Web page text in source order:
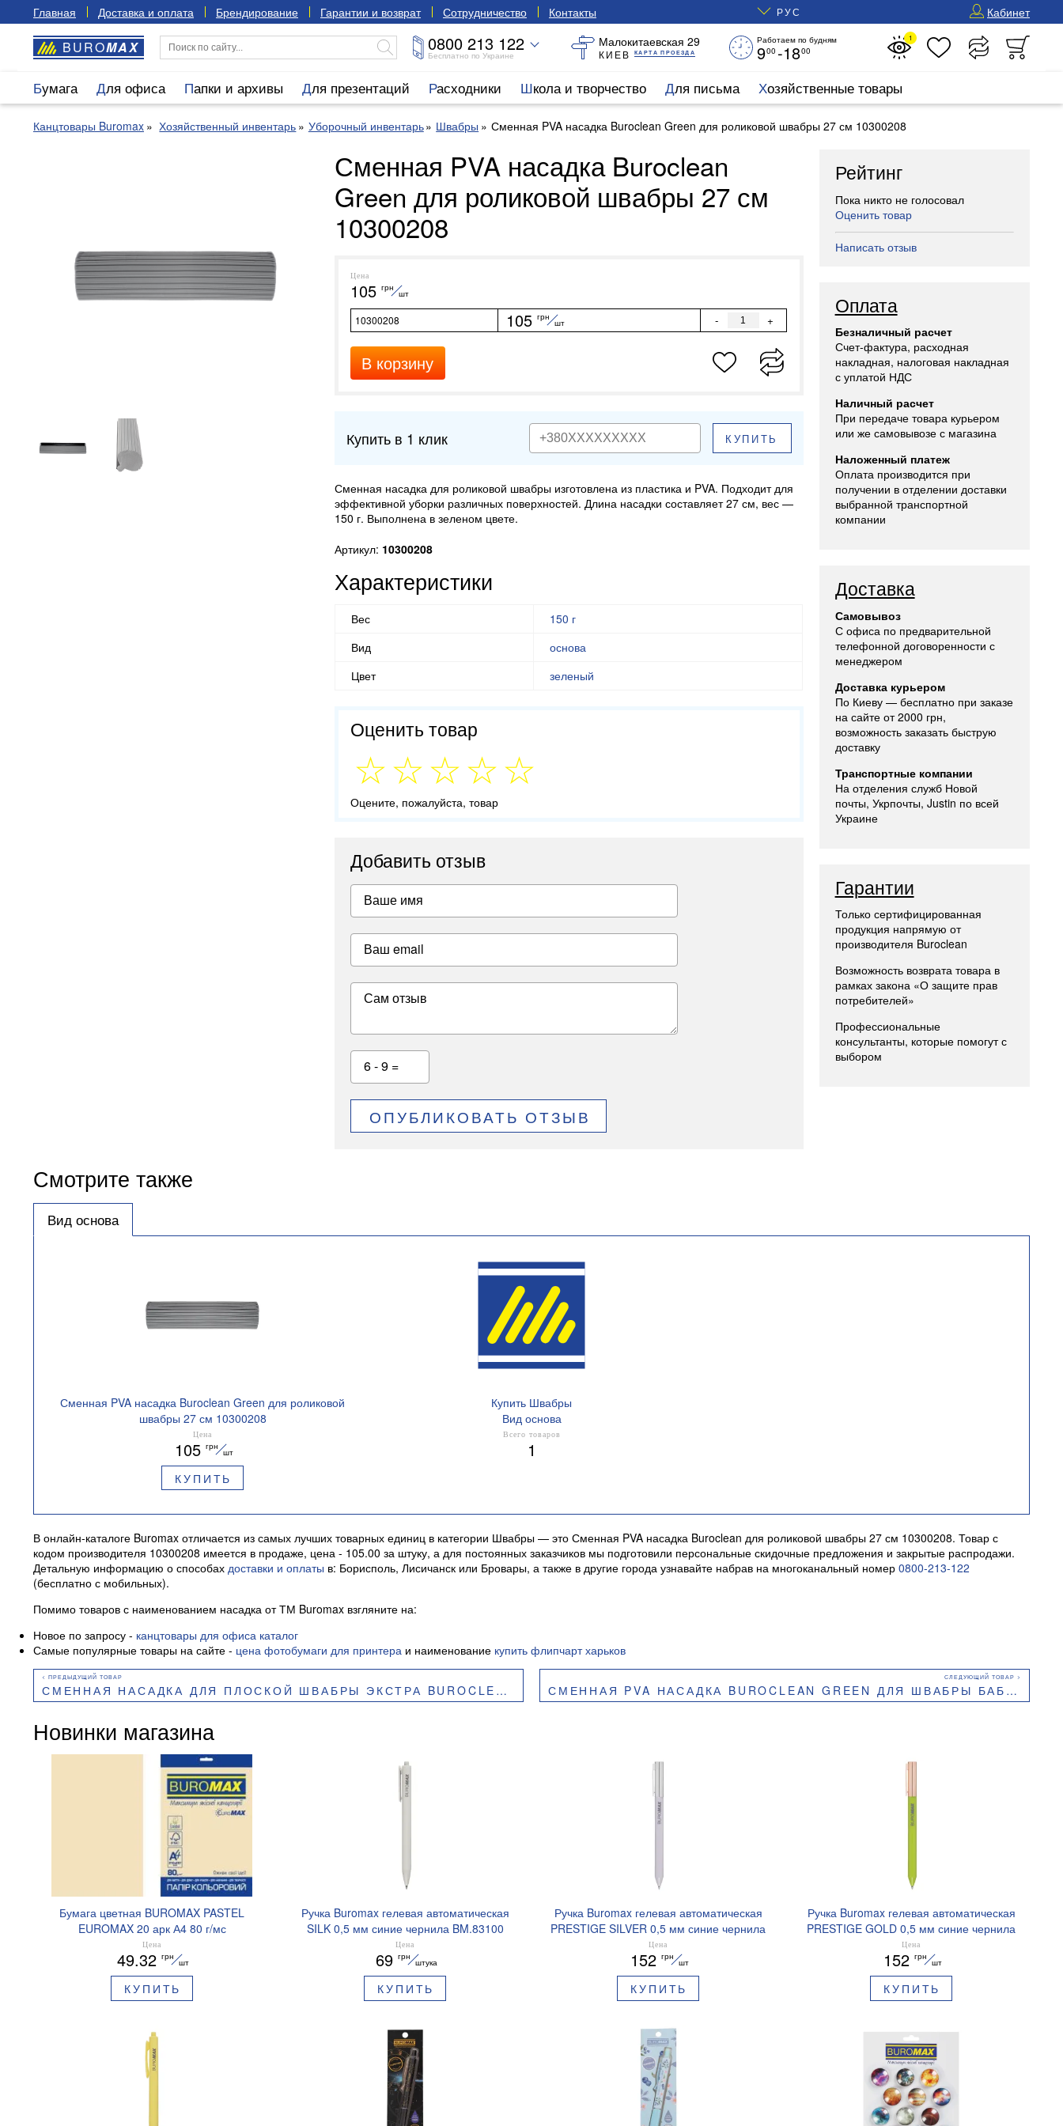
Главная Доставка и оплата Брендирование Гарантии и возврат Сотрудничество Контакты РУС Кабинет
BUROMAX 0800 213 122
Бесплатно по Украине
Малокитаевская 29
КИЕВ КАРТА ПРОЕЗДА
Работаем по будням
900 -1800
1
Бумага Для офиса Папки и архивы Для презентаций Расходники Школа и творчество Для письма Хозяйственные товары
Канцтовары Buromax Хозяйственный инвентарь Уборочный инвентарь Швабры Сменная PVA насадка Buroclean Green для роликовой швабры 27 см 10300208
Сменная PVA насадка Buroclean
Green для роликовой швабры 27 см
10300208
Цена
105 грн
шт
10300208 105 грн
шт - +
В корзину
Купить в 1 клик КУПИТЬ
Сменная насадка для роликовой швабры изготовлена из пластика и PVA. Подходит для
эффективной уборки различных поверхностей. Длина насадки составляет 27 см, вес —
150 г. Выполнена в зеленом цвете.
Артикул: 10300208
Характеристики
Вес
150 г
Вид
основа
Цвет
зеленый
Оценить товар
Оцените, пожалуйста, товар
Добавить отзыв
Ваше имя
Ваш email
Сам отзыв
6 - 9 =
ОПУБЛИКОВАТЬ ОТЗЫВ
Рейтинг
Пока никто не голосовал
Оценить товар
Написать отзыв
Оплата
Безналичный расчет
Счет-фактура, расходная
накладная, налоговая накладная
с уплатой НДС
Наличный расчет
При передаче товара курьером
или же самовывозе с магазина
Наложенный платеж
Оплата производится при
получении в отделении доставки
выбранной транспортной
компании
Доставка
Самовывоз
С офиса по предварительной
телефонной договоренности с
менеджером
Доставка курьером
По Киеву — бесплатно при заказе
на сайте от 2000 грн,
возможность заказать быструю
доставку
Транспортные компании
На отделения служб Новой
почты, Укрпочты, Justin по всей
Украине
Гарантии
Только сертифицированная
продукция напрямую от
производителя Buroclean
Возможность возврата товара в
рамках закона «О защите прав
потребителей»
Профессиональные
консультанты, которые помогут с
выбором
Смотрите также
Вид основа
Сменная PVA насадка Buroclean Green для роликовой
швабры 27 см 10300208
Цена
105 грн
шт
КУПИТЬ
Купить Швабры
Вид основа
Всего товаров
1
В онлайн-каталоге Buromax отличается из самых лучших товарных единиц в категории Швабры — это Сменная PVA насадка Buroclean для роликовой швабры 27 см 10300208. Товар с
кодом производителя 10300208 имеется в продаже, цена - 105.00 за штуку, а для постоянных заказчиков мы подготовили персональные скидочные предложения и закрытые распродажи.
Детальную информацию о способах доставки и оплаты в: Борисполь, Лисичанск или Бровары, а также в другие города узнавайте набрав на многоканальный номер 0800-213-122
(бесплатно с мобильных).
Помимо товаров с наименованием насадка от ТМ Buromax взгляните на:
Новое по запросу - канцтовары для офиса каталог
Самые популярные товары на сайте - цена фотобумаги для принтера и наименование купить флипчарт харьков
СМЕННАЯ НАСАДКА ДЛЯ ПЛОСКОЙ ШВАБРЫ ЭКСТРА BUROCLEAN 10300108 СМЕННАЯ PVA НАСАДКА BUROCLEAN GREEN ДЛЯ ШВАБРЫ БАБОЧКА 27 СМ 10300207
Новинки магазина
Бумага цветная BUROMAX PASTEL
EUROMAX 20 арк А4 80 г/мс
BM.2721220E-08
Цена
49.32 грн
шт
КУПИТЬ
Ручка Buromax гелевая автоматическая
SILK 0,5 мм синие чернила BM.83100
Цена
69 грн
штука
КУПИТЬ
Ручка Buromax гелевая автоматическая
PRESTIGE SILVER 0,5 мм синие чернила
BM.83102
Цена
152 грн
шт
КУПИТЬ
Ручка Buromax гелевая автоматическая
PRESTIGE GOLD 0,5 мм синие чернила
BM.83101
Цена
152 грн
шт
КУПИТЬ